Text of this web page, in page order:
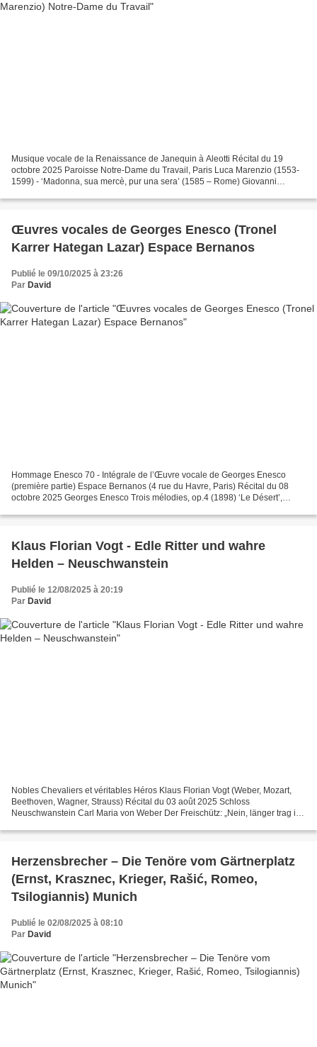
Musique vocale de la Renaissance de Janequin à Aleotti Récital du 19
octobre 2025 Paroisse Notre-Dame du Travail, Paris Luca Marenzio (1553-
1599) - ‘Madonna, sua mercè, pur una sera’ (1585 – Rome) Giovanni
Œuvres vocales de Georges Enesco (Tronel
Karrer Hategan Lazar) Espace Bernanos
Publié le 09/10/2025 à 23:26
Par David
Hommage Enesco 70 - Intégrale de l’Œuvre vocale de Georges Enesco
(première partie) Espace Bernanos (4 rue du Havre, Paris) Récital du 08
octobre 2025 Georges Enesco Trois mélodies, op.4 (1898) ‘Le Désert’,
Klaus Florian Vogt - Edle Ritter und wahre
Helden – Neuschwanstein
Publié le 12/08/2025 à 20:19
Par David
Nobles Chevaliers et véritables Héros Klaus Florian Vogt (Weber, Mozart,
Beethoven, Wagner, Strauss) Récital du 03 août 2025 Schloss
Neuschwanstein Carl Maria von Weber Der Freischütz: „Nein, länger trag ich
Herzensbrecher – Die Tenöre vom Gärtnerplatz
(Ernst, Krasznec, Krieger, Rašić, Romeo,
Tsilogiannis) Munich
Publié le 02/08/2025 à 08:10
Par David